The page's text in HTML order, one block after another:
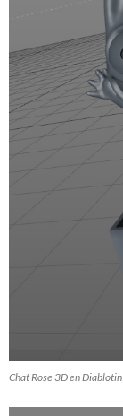
Chat Rose 3D en Diablotin